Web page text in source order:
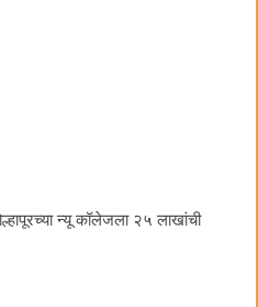
न्यू कॉलेजला २५ लाखांची